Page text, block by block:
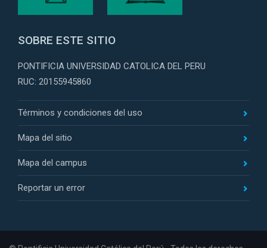
SOBRE ESTE SITIO
PONTIFICIA UNIVERSIDAD CATOLICA DEL PERU
RUC: 20155945860
Términos y condiciones del uso
Mapa del sitio
Mapa del campus
Reportar un error